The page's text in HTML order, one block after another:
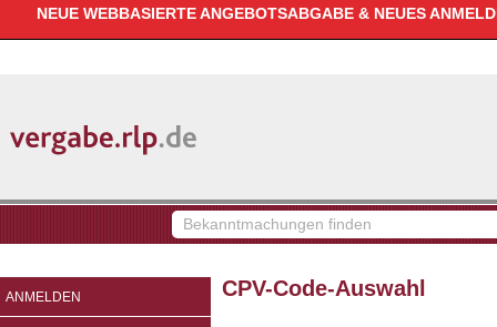
NEUE WEBBASIERTE ANGEBOTSABGABE & NEUES
Bekanntmachungen
finden
ANMELDEN CPV-Code-Auswahl